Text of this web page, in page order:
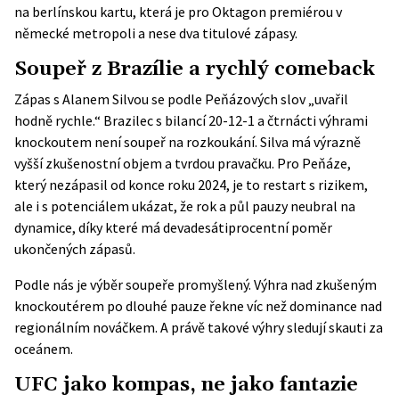
na berlínskou kartu, která je pro Oktagon premiérou v
německé metropoli a nese dva titulové zápasy.
Soupeř z Brazílie a rychlý comeback
Zápas s Alanem Silvou se podle Peňázových slov „uvařil
hodně rychle.“ Brazilec s bilancí 20-12-1 a čtrnácti výhrami
knockoutem není soupeř na rozkoukání. Silva má výrazně
vyšší zkušenostní objem a tvrdou pravačku. Pro Peňáze,
který nezápasil od konce roku 2024, je to restart s rizikem,
ale i s potenciálem ukázat, že rok a půl pauzy neubral na
dynamice, díky které má devadesátiprocentní poměr
ukončených zápasů.
Podle nás je výběr soupeře promyšlený. Výhra nad zkušeným
knockoutérem po dlouhé pauze řekne víc než dominance nad
regionálním nováčkem. A právě takové výhry sledují skauti za
oceánem.
UFC jako kompas, ne jako fantazie